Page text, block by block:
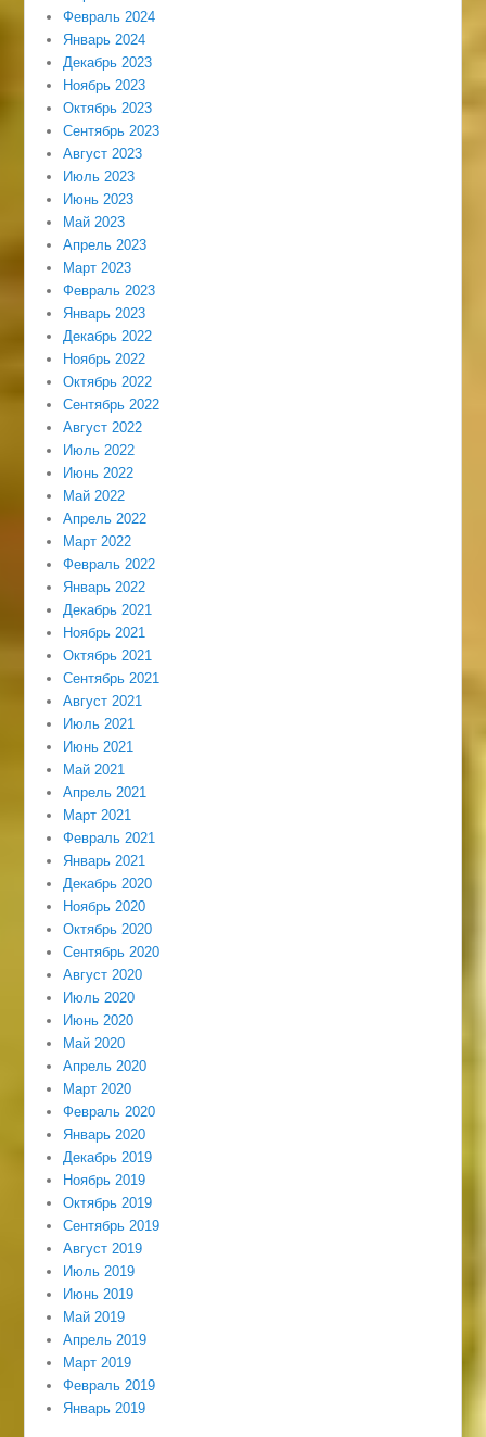
Февраль 2024
Январь 2024
Декабрь 2023
Ноябрь 2023
Октябрь 2023
Сентябрь 2023
Август 2023
Июль 2023
Июнь 2023
Май 2023
Апрель 2023
Март 2023
Февраль 2023
Январь 2023
Декабрь 2022
Ноябрь 2022
Октябрь 2022
Сентябрь 2022
Август 2022
Июль 2022
Июнь 2022
Май 2022
Апрель 2022
Март 2022
Февраль 2022
Январь 2022
Декабрь 2021
Ноябрь 2021
Октябрь 2021
Сентябрь 2021
Август 2021
Июль 2021
Июнь 2021
Май 2021
Апрель 2021
Март 2021
Февраль 2021
Январь 2021
Декабрь 2020
Ноябрь 2020
Октябрь 2020
Сентябрь 2020
Август 2020
Июль 2020
Июнь 2020
Май 2020
Апрель 2020
Март 2020
Февраль 2020
Январь 2020
Декабрь 2019
Ноябрь 2019
Октябрь 2019
Сентябрь 2019
Август 2019
Июль 2019
Июнь 2019
Май 2019
Апрель 2019
Март 2019
Февраль 2019
Январь 2019